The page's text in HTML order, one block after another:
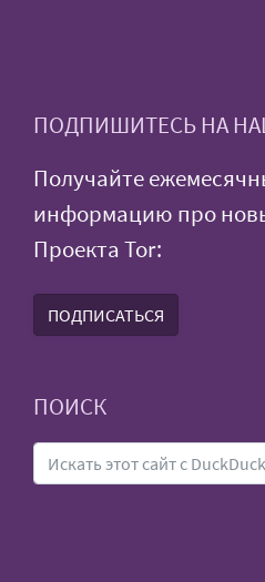
ПОДПИШИТЕСЬ НА
Получайте
информацию про
Проекта Tor:
ПОДПИСАТЬСЯ
ПОИСК